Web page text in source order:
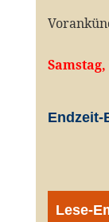
Samstag,
Endzeit-
Lese-